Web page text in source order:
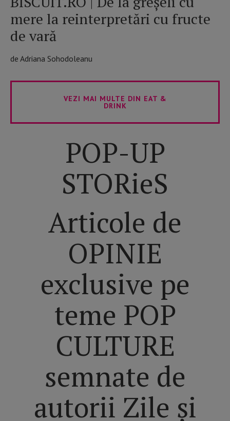
mere la reinterpretări cu fructe
de vară
de Adriana Sohodoleanu
VEZI MAI MULTE DIN EAT &
DRINK
POP-UP
STORieS
Articole de
OPINIE
exclusive pe
teme POP
CULTURE
semnate de
autorii Zile și